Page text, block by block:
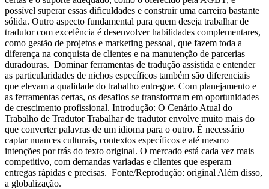
possível superar essas dificuldades e construir uma carreira bastante
sólida. Outro aspecto fundamental para quem deseja trabalhar de
tradutor com excelência é desenvolver habilidades complementares,
como gestão de projetos e marketing pessoal, que fazem toda a
diferença na conquista de clientes e na manutenção de parcerias
duradouras. Dominar ferramentas de tradução assistida e entender
as particularidades de nichos específicos também são diferenciais
que elevam a qualidade do trabalho entregue. Com planejamento e
as ferramentas certas, os desafios se transformam em oportunidades
de crescimento profissional. Introdução: O Cenário Atual do
Trabalho de Tradutor Trabalhar de tradutor envolve muito mais do
que converter palavras de um idioma para o outro. É necessário
captar nuances culturais, contextos específicos e até mesmo
intenções por trás do texto original. O mercado está cada vez mais
competitivo, com demandas variadas e clientes que esperam
entregas rápidas e precisas. Fonte/Reprodução: original Além disso,
a globalização.